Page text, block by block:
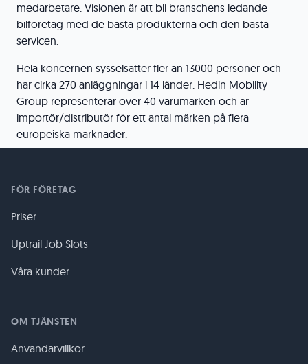
medarbetare. Visionen är att bli branschens ledande
bilföretag med de bästa produkterna och den bästa
servicen.
Hela koncernen sysselsätter fler än 13000 personer och
har cirka 270 anläggningar i 14 länder. Hedin Mobility
Group representerar över 40 varumärken och är
importör/distributör för ett antal märken på flera
europeiska marknader.
FÖR FÖRETAG
Priser
Uptrail Job Slots
Våra kunder
OM TJÄNSTEN
Användarvillkor